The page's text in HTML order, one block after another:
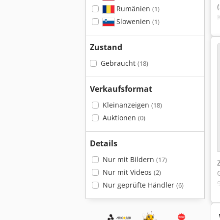
Rumänien (1)
Slowenien (1)
Zustand
Gebraucht (18)
Verkaufsformat
Kleinanzeigen (18)
Auktionen (0)
Details
Nur mit Bildern (17)
Nur mit Videos (2)
Nur geprüfte Händler (6)